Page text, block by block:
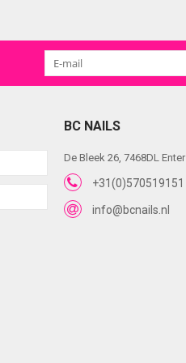
BC NAILS
De Bleek 26, 7468DL Enter
+31(0)570519151
info@bcnails.nl